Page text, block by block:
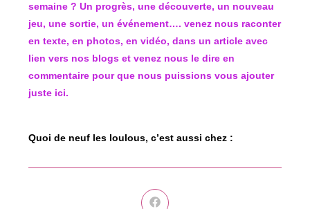
semaine ? Un progrès, une découverte, un nouveau
jeu, une sortie, un événement…. venez nous raconter
en texte, en photos, en vidéo, dans un article avec
lien vers nos blogs et venez nous le dire en
commentaire pour que nous puissions vous ajouter
juste ici.
Quoi de neuf les loulous, c’est aussi chez :
Ouvrir